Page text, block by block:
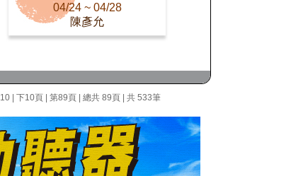
04/24 ~ 04/28
陳彥允
10| 下10頁| 第89頁| 總共 89頁 | 共 533筆